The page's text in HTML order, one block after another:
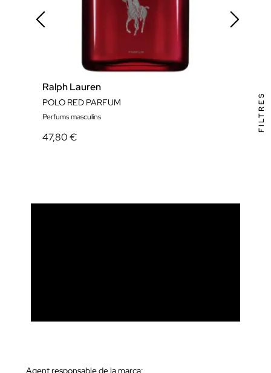
Ralph Lauren
POLO RED PARFUM
Perfums masculins
47,80 €
Agent responsable de la marca:
FILTRES